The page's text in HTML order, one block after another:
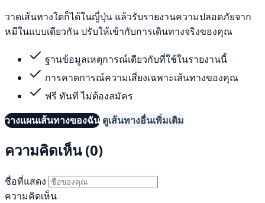
วาดเส้นทางใดก็ได้ในญี่ปุ่น แล้วรับรายงานความปลอดภัยจาก
หมีในแบบเดียวกัน ปรับให้เข้ากับการเดินทางจริงของคุณ
ฐานข้อมูลเหตุการณ์เดียวกับที่ใช้ในรายงานนี้
การคาดการณ์ความเสี่ยงเฉพาะเส้นทางของคุณ
ฟรี ทันที ไม่ต้องสมัคร
วางแผนเส้นทางของฉัน ดูเส้นทางอื่นเพิ่มเติม
ความคิดเห็น (0)
ชื่อที่แสดง
ความคิดเห็น